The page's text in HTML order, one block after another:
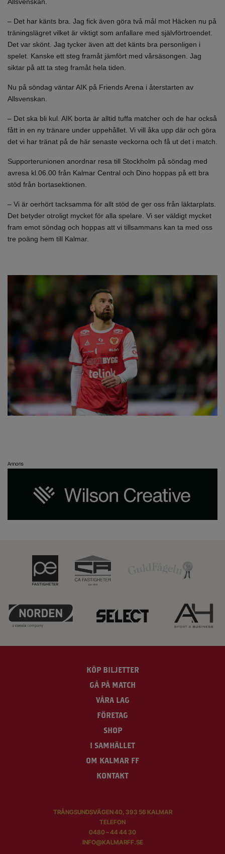
– Det har känts bra. Jag fick även göra två mål mot Häcken nu på
träningslägret vilket är viktigt som anfallare med självförtroendet.
Det var skönt. Jag tycker även att det känts bra personligen i
spelet. Kanske ett steg framåt jämfört med vårsäsongen. Jag
siktar på att ta steg framåt hela tiden.
Nu på söndag väntar AIK på Friends Arena i återstarten av
Allsvenskan.
– Det ska bli kul. AIK borta är alltid tuffa matcher och de har också
fått in en ny tränare under uppehållet. Vi vill åka upp där och göra
det vi har tränat på de här senaste veckorna och få ut det i match.
Supporterunionen anordnar resa till Stockholm på söndag med
avresa kl.06.00 från Kalmar Central och Dino hoppas på ett bra
stöd från bortasektionen.
– Vi är oerhört tacksamma för allt stöd de ger oss från läktarplats.
Det betyder otroligt mycket för alla spelare. Vi ser väldigt mycket
fram emot söndag och hoppas att vi tillsammans kan ta med oss
tre poäng hem till Kalmar.
Annons
KÖP BILJETTER
GÅ PÅ MATCH
VÅRA LAG
FÖRETAG
SHOP
I SAMHÄLLET
OM KALMAR FF
KONTAKT
TRÅNGSUNDSVÄGEN 40, 393 56 KALMAR
TELEFON
0480 – 44 44 30
INFO@KALMARFF.SE